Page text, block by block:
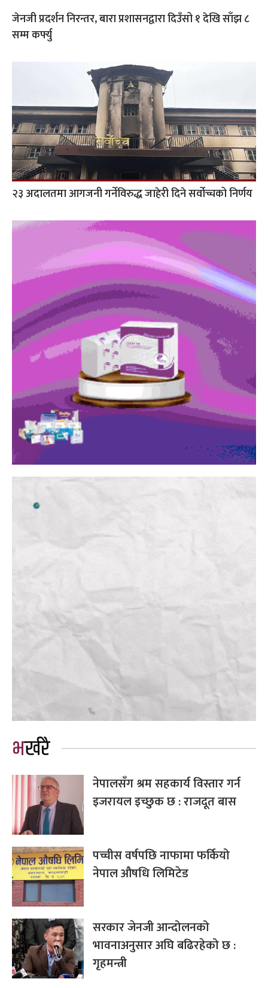
जेनजी प्रदर्शन निरन्तर, बारा प्रशासनद्वारा दिउँसो १ देखि साँझ ८
सम्म कर्फ्यु
२३ अदालतमा आगजनी गर्नेविरुद्ध जाहेरी दिने सर्वोच्चको निर्णय
भर्खरै
नेपालसँग श्रम सहकार्य विस्तार गर्न
इजरायल इच्छुक छ : राजदूत बास
पच्चीस वर्षपछि नाफामा फर्कियो
नेपाल औषधि लिमिटेड
सरकार जेनजी आन्दोलनको
भावनाअनुसार अघि बढिरहेको छ :
गृहमन्त्री